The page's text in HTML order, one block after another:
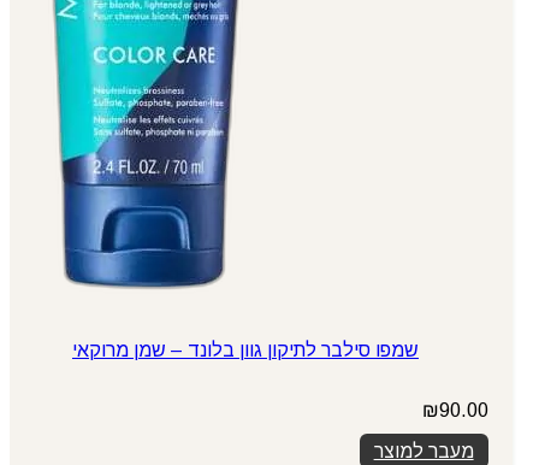
שמפו סילבר לתיקון גוון בלונד – שמן מרוקאי
₪90.00
מעבר למוצר